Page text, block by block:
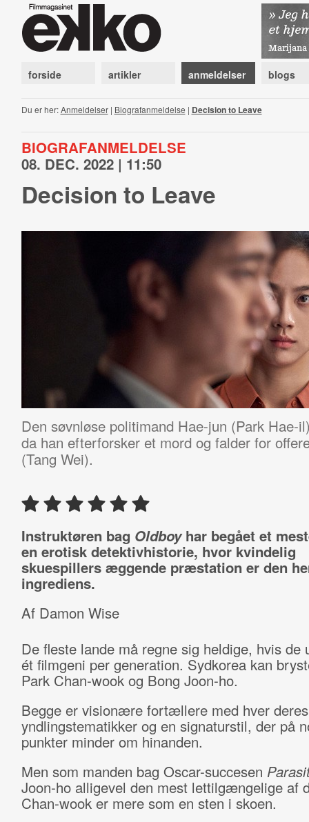
forside artikler anmeldelser blogs
Du er her:Anmeldelser| Biografanmeldelse | Decision to Leave
BIOGRAFANMELDELSE
08. DEC. 2022 | 11:50
Decision to Leave
Den søvnløse politimand Hae-jun (Park Hae-
da han efterforsker et mord og falder for
(Tang Wei).
Instruktøren bag Oldboyhar begået et
en erotisk detektivhistorie, hvor kvindelig
skuespillers æggende præstation er den
ingrediens.
Af Damon Wise
De fleste lande må regne sig heldige, hvis
ét filmgeni per generation. Sydkorea kan
Park Chan-wook og Bong Joon-ho.
Begge er visionære fortællere med hver deres
yndlingstematikker og en signaturstil, der på
punkter minder om hinanden.
Men som manden bag Oscar-succesen
Joon-ho alligevel den mest lettilgængelige af
Chan-wook er mere som en sten i skoen.